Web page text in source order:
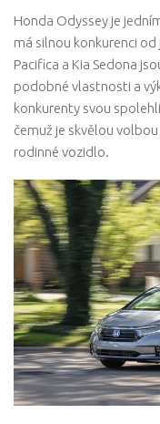
Honda Odyssey je
má silnou konkurenci
Pacifica a Kia Sedona
podobné vlastnosti a
konkurenty svou
čemuž je skvělou
rodinné vozidlo.